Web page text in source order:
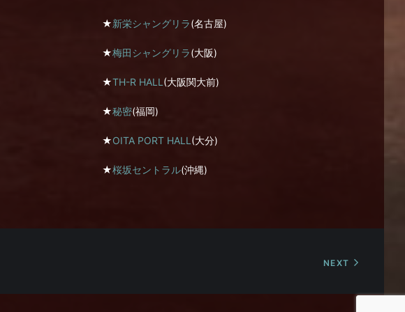
★新栄シャングリラ(名古屋)
★梅田シャングリラ(大阪)
★TH-R HALL (大阪関大前)
★秘密(福岡)
★OITA PORT HALL (大分)
★桜坂セントラル(沖縄)
NEXT